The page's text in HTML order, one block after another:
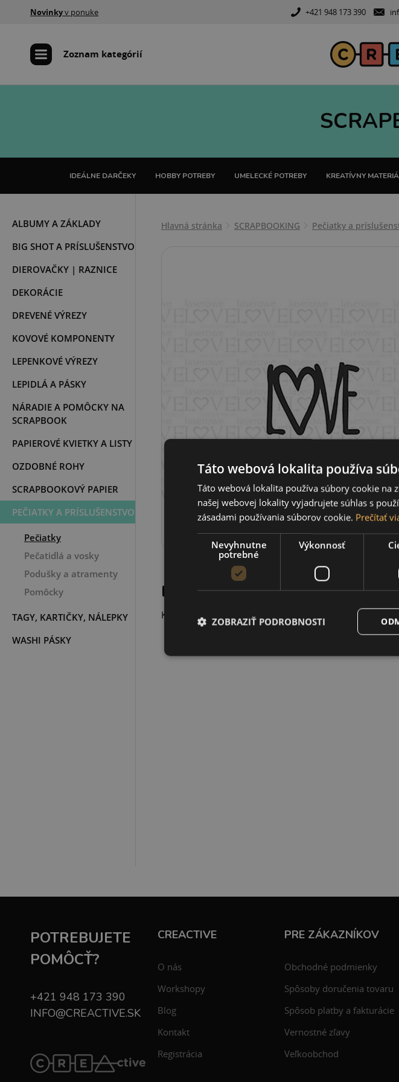
Novinkyv ponuke +421 948 173 390
Zoznam kategórií
IDEÁLNE DARČEKY HOBBY POTREBY UMELECKÉ POTREBY KREATÍVNY
ALBUMY A ZÁKLADY
BIG SHOT A PRÍSLUŠENSTVO
DIEROVAČKY | RAZNICE
DEKORÁCIE
DREVENÉ VÝREZY
KOVOVÉ KOMPONENTY
LEPENKOVÉ VÝREZY
LEPIDLÁ A PÁSKY
NÁRADIE A POMÔCKY NA
SCRAPBOOK
PAPIEROVÉ KVIETKY A LISTY
OZDOBNÉ ROHY
SCRAPBOOKOVÝ PAPIER
PEČIATKY A PRÍSLUŠENSTVO
Pečiatky
Pečatidlá a vosky
Podušky a atramenty
Pomôcky
TAGY, KARTIČKY, NÁLEPKY
WASHI PÁSKY
Hlavná stránka SCRAPBOOKING Pečiatky a
POPIS PRODUKTU
Kolekcia: Love Llama
POTREBUJETE
POMÔCŤ?
+421 948 173 390
INFO@CREACTIVE.SK
CREACTIVE
O nás
Workshopy
Blog
Kontakt
Registrácia
PRE ZÁKAZNÍKOV
Obchodné podmienky
Spôsoby doručenia tovaru
Spôsob platby a fakturácie
Vernostné zľavy
Veľkoobchod
Táto webová lokalita používa
Táto webová lokalita používa súbory cookie na
našej webovej lokality vyjadrujete súhlas s
zásadami používania súborov cookie. Prečítať
Nevyhnutne
potrebné
Výkonnosť
ZOBRAZIŤ PODROBNOSTI